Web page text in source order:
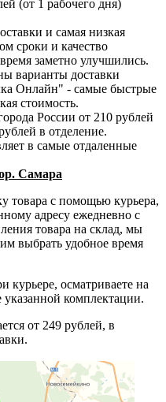
(от 1 рабочего дня)
и самая низкая
сроки и качество
заметно улучшились.
варианты доставки
Онлайн" - самые быстрые
стоимость.
России от 210 рублей
в отделение.
в самые отдаленные
Самара
товара с помощью курьера,
адресу ежедневно с
товара на склад, мы
выбрать удобное время
курьере, осматриваете на
указанной комплектации.
от 249 рублей, в